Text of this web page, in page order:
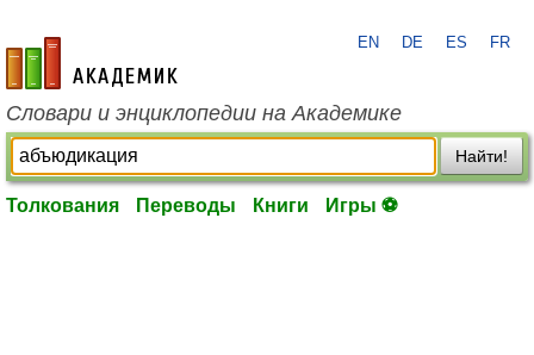
academic.ru
EN DE ES FR
Словари и энциклопедии на Академике
Найти!
Толкования Переводы Книги Игры ⚽